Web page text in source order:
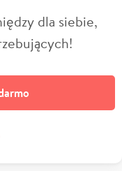
dla siebie,